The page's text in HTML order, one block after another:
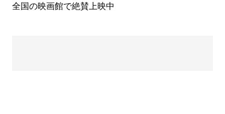
全国の映画館で絶賛上映中